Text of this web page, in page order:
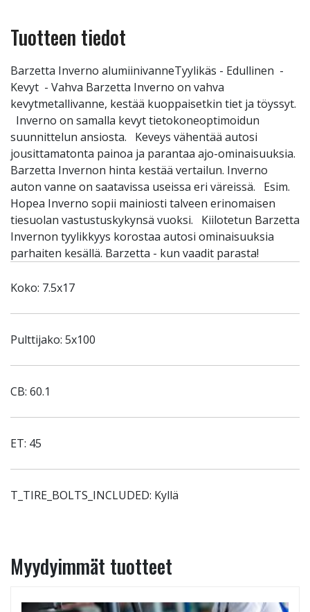
Tuotteen tiedot
Barzetta Inverno alumiinivanneTyylikäs - Edullinen -
Kevyt - Vahva Barzetta Inverno on vahva
kevytmetallivanne, kestää kuoppaisetkin tiet ja töyssyt.
Inverno on samalla kevyt tietokoneoptimoidun
suunnittelun ansiosta. Keveys vähentää autosi
jousittamatonta painoa ja parantaa ajo-ominaisuuksia.
Barzetta Invernon hinta kestää vertailun. Inverno
auton vanne on saatavissa useissa eri väreissä. Esim.
Hopea Inverno sopii mainiosti talveen erinomaisen
tiesuolan vastustuskykynsä vuoksi. Kiilotetun Barzetta
Invernon tyylikkyys korostaa autosi ominaisuuksia
parhaiten kesällä. Barzetta - kun vaadit parasta!
Koko: 7.5x17
Pulttijako: 5x100
CB: 60.1
ET: 45
T_TIRE_BOLTS_INCLUDED: Kyllä
Myydyimmät tuotteet